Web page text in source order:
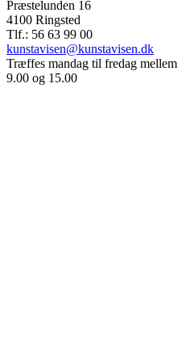
Præstelunden 16
4100 Ringsted
Tlf.: 56 63 99 00
kunstavisen@kunstavisen.dk
Træffes mandag til fredag mellem
9.00 og 15.00